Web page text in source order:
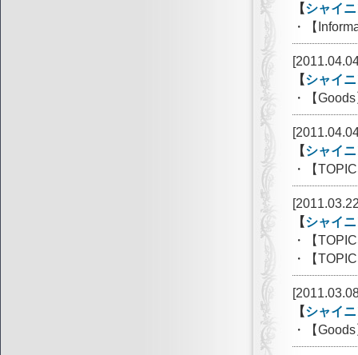
【シャイ
・【
【シャイ
・【
【シャイ
・【
【シャイ
・【
・【
【シャイ
・【